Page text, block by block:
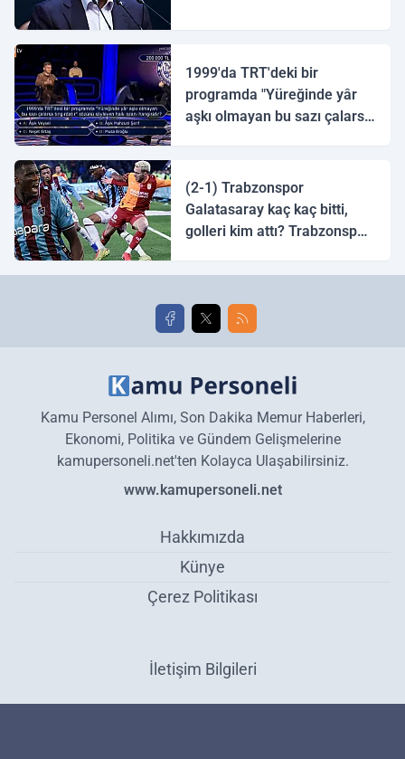
1999'da TRT'deki bir
programda "Yüreğinde yâr
aşkı olmayan bu sazı çalarsa
(2-1) Trabzonspor
Galatasaray kaç kaç bitti,
golleri kim attı? Trabzonspor
golleri!
Kamu Personel Alımı, Son Dakika Memur Haberleri,
Ekonomi, Politika ve Gündem Gelişmelerine
kamupersoneli.net'ten Kolayca Ulaşabilirsiniz.
www.kamupersoneli.net
Hakkımızda
Künye
Çerez Politikası
İletişim Bilgileri